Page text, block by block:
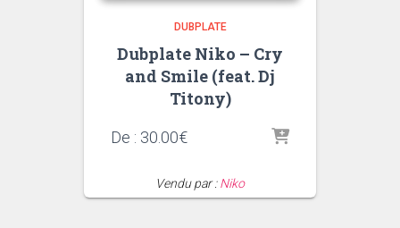
DUBPLATE
Dubplate Niko – Cry
and Smile (feat. Dj
Titony)
De : 30.00€
Vendu par :Niko